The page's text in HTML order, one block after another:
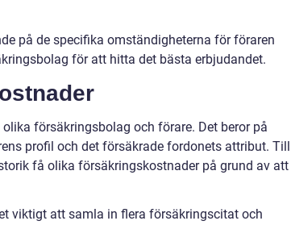
på de specifika omständigheterna för föraren
för att hitta det bästa erbjudandet.
försäkringsbolag och förare. Det beror på
profil och det försäkrade fordonets attribut. Till
få olika försäkringskostnader på grund av att
viktigt att samla in flera försäkringscitat och